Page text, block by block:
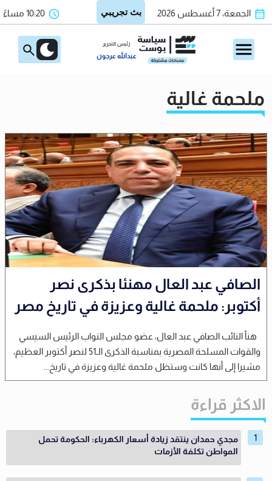
الجمعة، 7 أغسطس 2026 10:20 مساءً
رئيس التحرير
عبدالله عرجون
ملحمة غالية
الصافي عبد العال مهنئا بذكرى نصر
أكتوبر: ملحمة غالية وعزيزة في تاريخ مصر
هنأ النائب الصافي عبد العال، عضو مجلس النواب الرئيس السيسي
والقوات المسلحة المصرية بمناسبة الذكرى الـ51 لنصر أكتوبر العظيم،
مشيرا إلى أنها كانت وستظل ملحمة غالية وعزيزة في تاريخ...
الاكثر قراءة
مجدي حمدان ينتقد زيادة أسعار الكهرباء: الحكومة تحمل
المواطن تكلفة الأزمات